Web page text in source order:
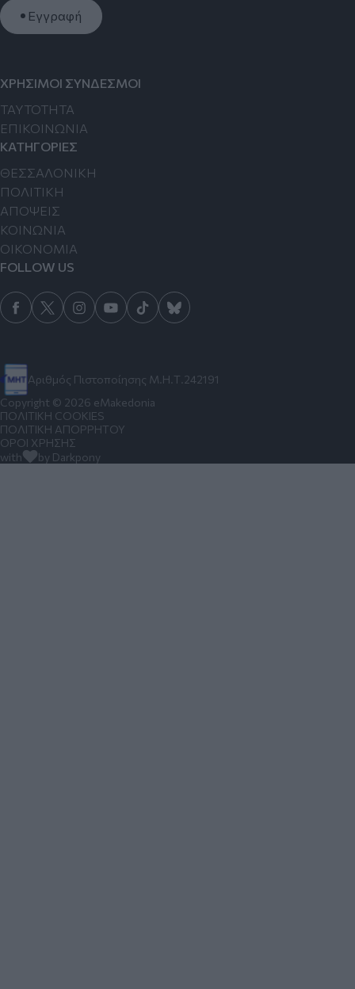
Εγγραφή
Αριθμός Πιστοποίησης Μ.Η.Τ.242191
ΧΡΗΣΙΜΟΙ ΣΥΝΔΕΣΜΟΙ
TAYTOTHTA
ΕΠΙΚΟΙΝΩΝΙΑ
ΚΑΤΗΓΟΡΙΕΣ
ΘΕΣΣΑΛΟΝΙΚΗ
ΠΟΛΙΤΙΚΗ
ΑΠΟΨΕΙΣ
ΚΟΙΝΩΝΙΑ
ΟΙΚΟΝΟΜΙΑ
FOLLOW US
Copyright © 2026 eMakedonia
ΠΟΛΙΤΙΚΗ COOKIES
ΠΟΛΙΤΙΚΗ ΑΠΟΡΡΗΤΟΥ
ΟΡΟΙ ΧΡΗΣΗΣ
with
by Darkpony